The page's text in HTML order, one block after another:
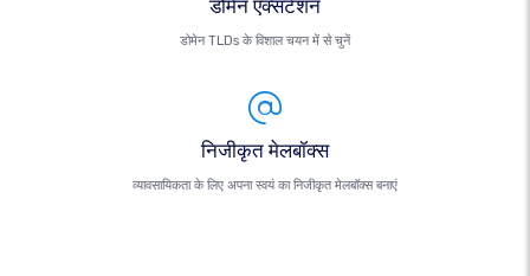
डोमेन एक्सटेंशन
डोमेन TLDs के विशाल चयन में से चुनें
निजीकृत मेलबॉक्स
व्यावसायिकता के लिए अपना स्वयं का निजीकृत मेलबॉक्स बनाएं